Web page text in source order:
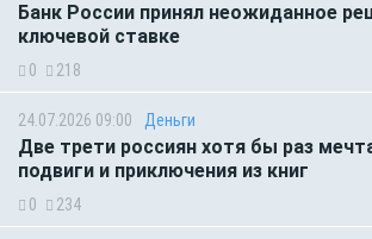
Банк России принял неожиданное
ключевой ставке
0 218
24.07.2026 09:00 Деньги
Две трети россиян хотя бы раз
подвиги и приключения из книг
0 234